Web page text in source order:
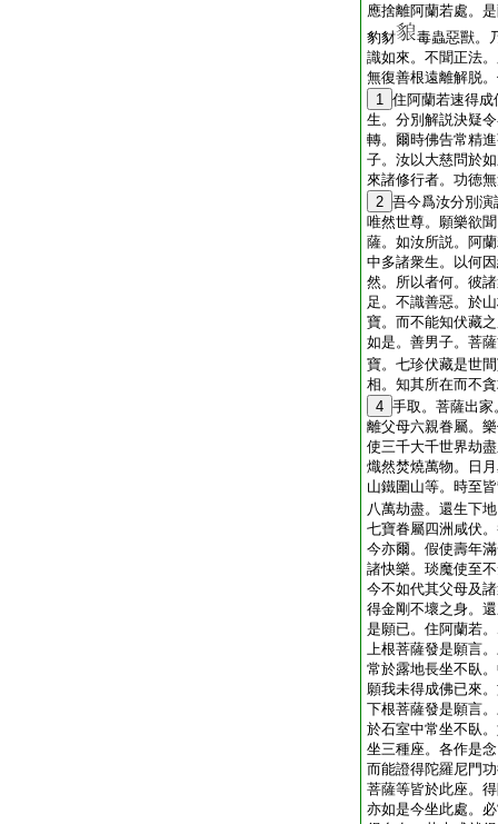
應捨離阿蘭若處。
豹豺
毒蟲惡獸。
識如來。不聞正法
無復善根遠離解脱
1 住阿蘭若速得
生。分別解説決疑
轉。爾時佛告常精
子。汝以大慈問於
來諸修行者。功徳
2 吾今爲汝分別
唯然世尊。願樂欲
薩。如汝所説。阿
中多諸衆生。以何
然。所以者何。彼
足。不識善惡。於
寶。而不能知伏藏
如是。善男子。菩
寶。七珍伏藏是世
相。知其所在而不
4 手取。菩薩出
離父母六親眷屬。
使三千大千世界劫
熾然焚燒萬物。日
山鐵圍山等。時至
八萬劫盡。還生下
七寶眷屬四洲咸伏
今亦爾。假使壽年
諸快樂。琰魔使至
今不如代其父母及
得金剛不壞之身。
是願已。住阿蘭若
上根菩薩發是願言
常於露地長坐不臥
願我未得成佛已來
下根菩薩發是願言
於石室中常坐不臥
坐三種座。各作是
而能證得陀羅尼門
菩薩等皆於此座。
亦如是今坐此處。